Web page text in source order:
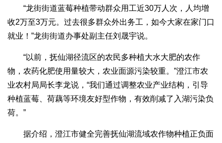
“龙街街道蓝莓种植带动群众用工近30万人次，人均增
收2万至3万元。过去很多群众外出务工，如今大家在家门口
就业！”龙街街道办事处副主任刘晟宇说。
“以前，抚仙湖径流区的农民多种植大水大肥的农作
物，农药化肥使用量较大，农业面源污染较重。”澄江市农
业农村局局长李龙说，“我们通过调整农业产业结构，引导
种植蓝莓、荷藕等环境友好型作物，有效削减了入湖污染负
荷。”
据介绍，澄江市健全完善抚仙湖流域农作物种植正负面